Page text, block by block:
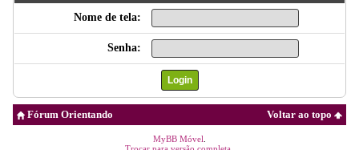
Nome de tela:
Senha:
Voltar ao topo
Fórum Orientando
MyBB Móvel